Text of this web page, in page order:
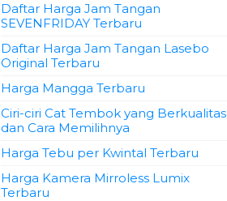
Daftar Harga Jam Tangan
SEVENFRIDAY Terbaru
Daftar Harga Jam Tangan Lasebo
Original Terbaru
Harga Mangga Terbaru
Ciri-ciri Cat Tembok yang Berkualitas
dan Cara Memilihnya
Harga Tebu per Kwintal Terbaru
Harga Kamera Mirroless Lumix
Terbaru